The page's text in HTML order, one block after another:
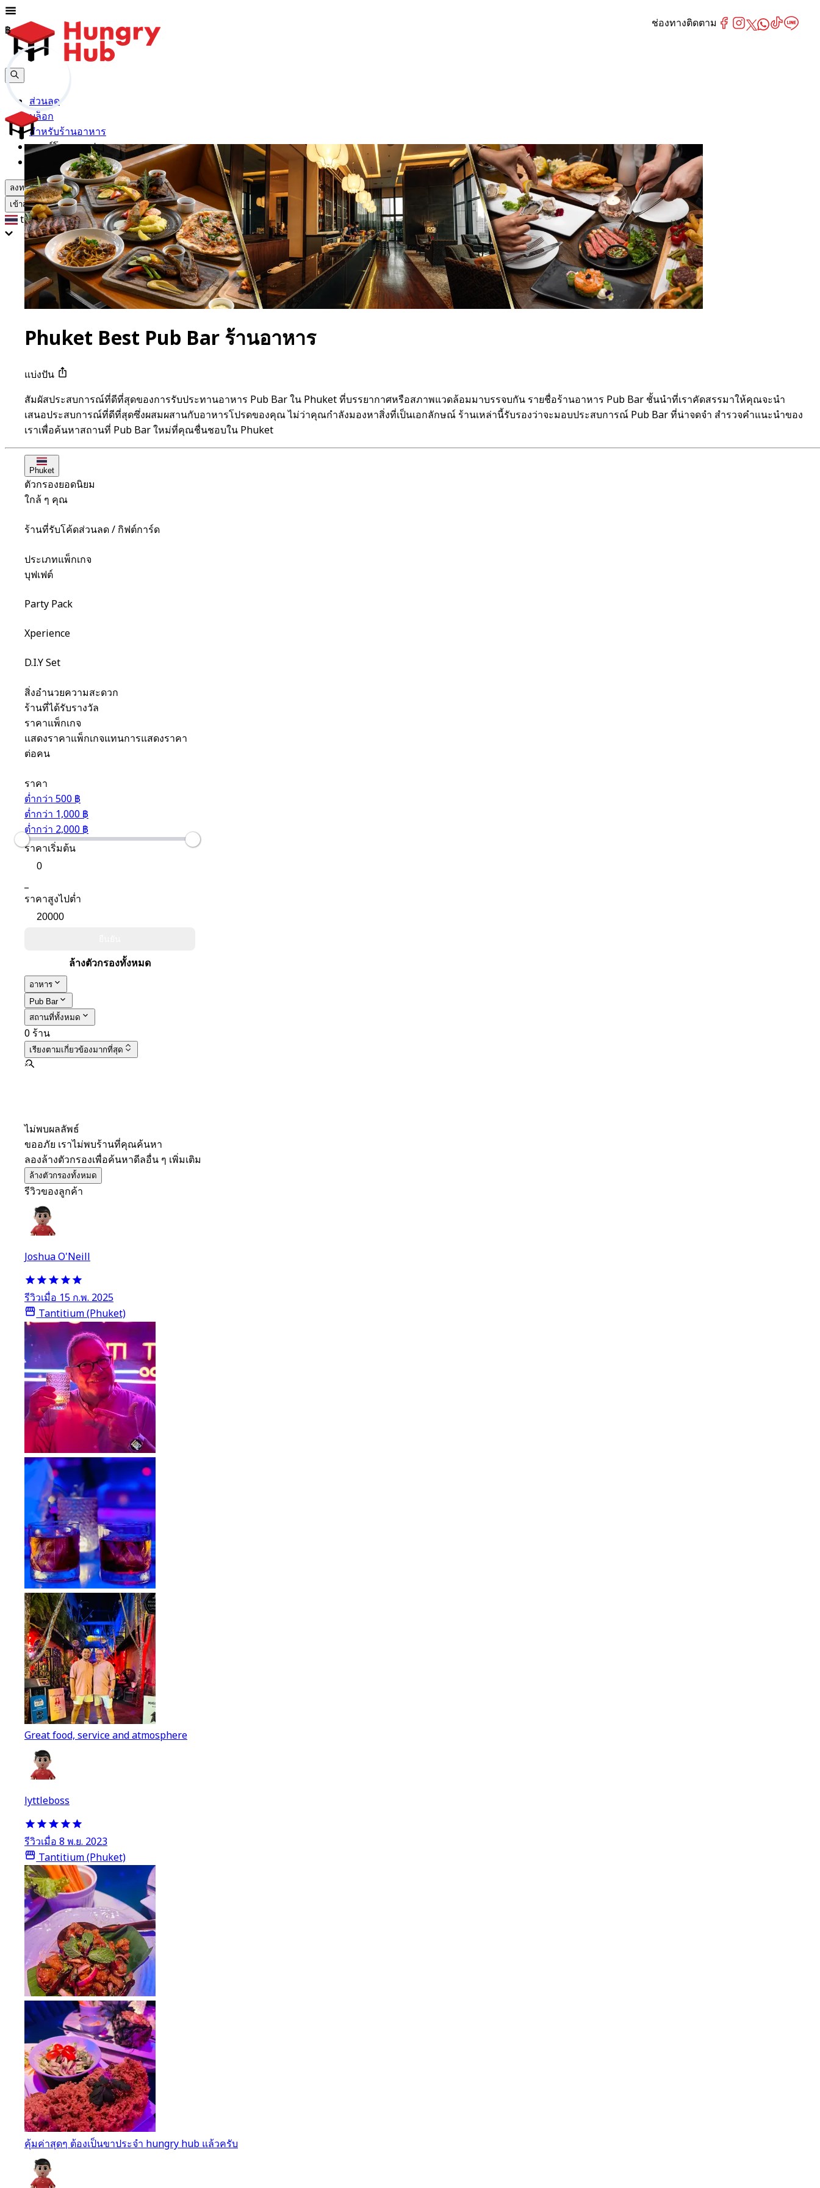
ส่วนลด
บล็อก
สำหรับร้านอาหาร
ดาวน์โหลดแอปฯ
ช่วยเหลือ
ลงทะเบียน
เข้าสู่ระบบ
th
Phuket Best Pub Bar ร้านอาหาร
แบ่งปัน
สัมผัสประสบการณ์ที่ดีที่สุดของการรับประทานอาหาร Pub Bar ใน Phuket ที่บรรยากาศหรือสภาพแวดล้อมมาบรรจบกัน รายชื่อร้านอาหาร Pub Bar ชั้นนำที่เราคัดสรรมาให้คุณจะนำ
เสนอประสบการณ์ที่ดีที่สุดซึ่งผสมผสานกับอาหารโปรดของคุณ ไม่ว่าคุณกำลังมองหาสิ่งที่เป็นเอกลักษณ์ ร้านเหล่านี้รับรองว่าจะมอบประสบการณ์ Pub Bar ที่น่าจดจำ สำรวจคำแนะนำของ
เราเพื่อค้นหาสถานที่ Pub Bar ใหม่ที่คุณชื่นชอบใน Phuket
Phuket
ตัวกรองยอดนิยม
ใกล้ ๆ คุณ
ร้านที่รับโค้ดส่วนลด / กิฟต์การ์ด
ประเภทแพ็กเกจ
บุฟเฟต์
Party Pack
Xperience
D.I.Y Set
สิ่งอำนวยความสะดวก
ร้านที่ได้รับรางวัล
ราคาแพ็กเกจ
แสดงราคาแพ็กเกจแทนการแสดงราคา
ต่อคน
ราคา
ต่ำกว่า 500 ฿
ต่ำกว่า 1,000 ฿
ต่ำกว่า 2,000 ฿
฿
ราคาเริ่มต้น
_
฿
ราคาสูงไปต่ำ
ล้างตัวกรองทั้งหมด
อาหาร
Pub Bar
สถานที่ทั้งหมด
0 ร้าน
เรียงตามเกี่ยวข้องมากที่สุด
ไม่พบผลลัพธ์
ขออภัย เราไม่พบร้านที่คุณค้นหา
ลองล้างตัวกรองเพื่อค้นหาดีลอื่น ๆ เพิ่มเติม
ล้างตัวกรองทั้งหมด
รีวิวของลูกค้า
Joshua O'Neill
รีวิวเมื่อ 15 ก.พ. 2025
Tantitium (Phuket)
Great food, service and atmosphere
lyttleboss
รีวิวเมื่อ 8 พ.ย. 2023
Tantitium (Phuket)
คุ้มค่าสุดๆ ต้องเป็นขาประจำ hungry hub แล้วครับ
ช่องทางติดตาม